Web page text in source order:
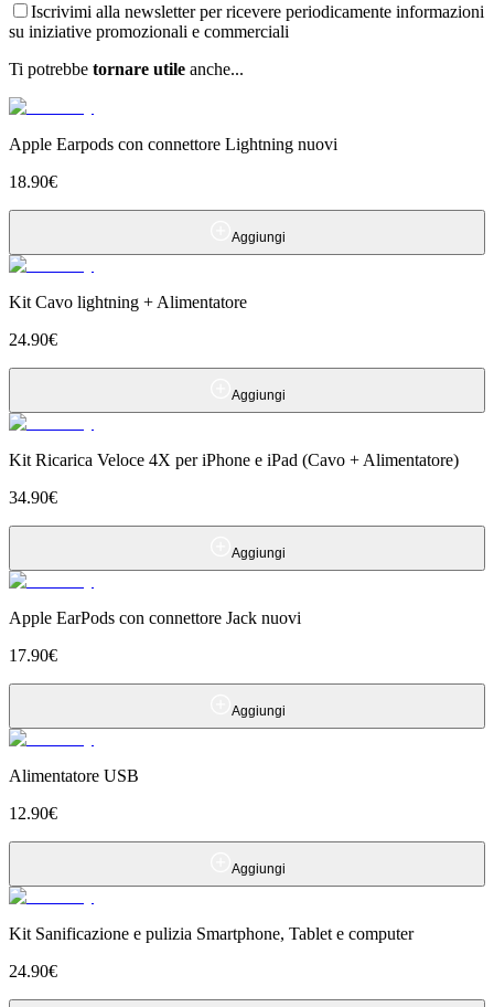
Iscrivimi alla newsletter per ricevere periodicamente informazioni
su iniziative promozionali e commerciali
Ti potrebbe tornare utile anche...
Apple Earpods con connettore Lightning nuovi
18.90€
Aggiungi
Kit Cavo lightning + Alimentatore
24.90€
Aggiungi
Kit Ricarica Veloce 4X per iPhone e iPad (Cavo + Alimentatore)
34.90€
Aggiungi
Apple EarPods con connettore Jack nuovi
17.90€
Aggiungi
Alimentatore USB
12.90€
Aggiungi
Kit Sanificazione e pulizia Smartphone, Tablet e computer
24.90€